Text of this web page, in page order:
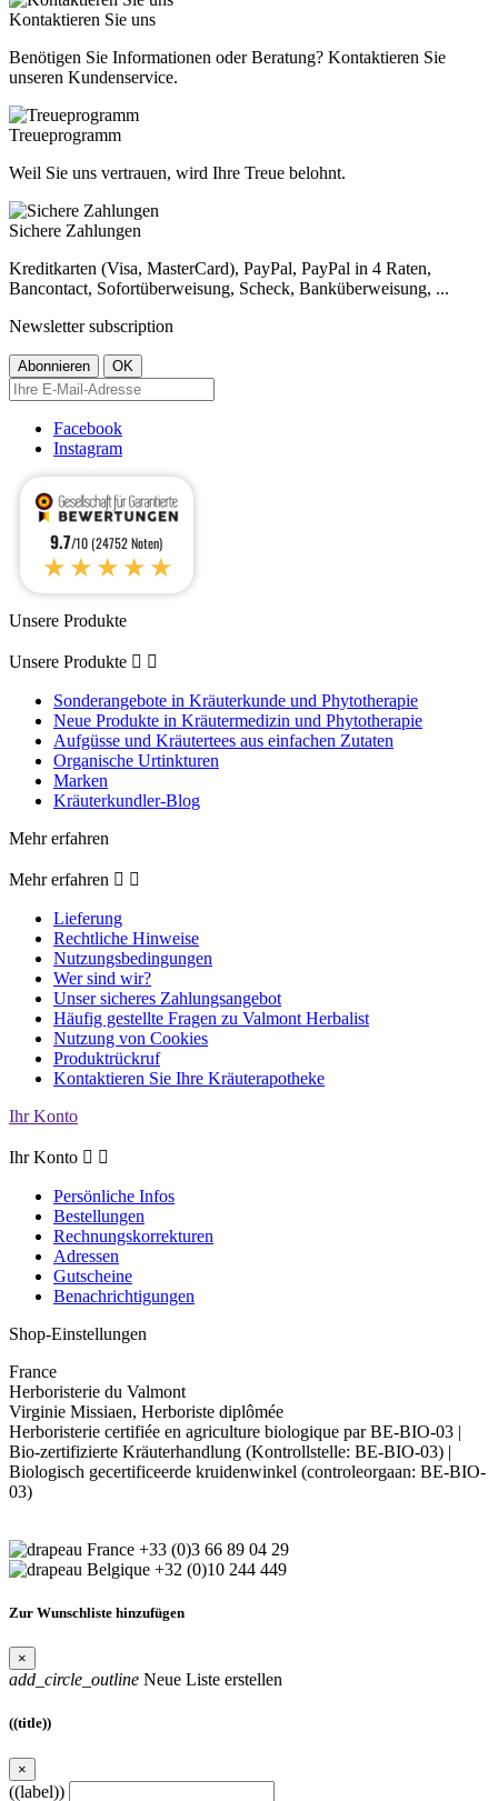
Kontaktieren Sie uns
Benötigen Sie Informationen oder Beratung? Kontaktieren Sie
unseren Kundenservice.
Treueprogramm
Weil Sie uns vertrauen, wird Ihre Treue belohnt.
Sichere Zahlungen
Kreditkarten (Visa, MasterCard), PayPal, PayPal in 4 Raten,
Bancontact, Sofortüberweisung, Scheck, Banküberweisung, ...
Newsletter subscription
Facebook
Instagram
9.7/10 (24752 Noten)
★★★★★
Unsere Produkte
Unsere Produkte  
Sonderangebote in Kräuterkunde und Phytotherapie
Neue Produkte in Kräutermedizin und Phytotherapie
Aufgüsse und Kräutertees aus einfachen Zutaten
Organische Urtinkturen
Marken
Kräuterkundler-Blog
Mehr erfahren
Mehr erfahren  
Lieferung
Rechtliche Hinweise
Nutzungsbedingungen
Wer sind wir?
Unser sicheres Zahlungsangebot
Häufig gestellte Fragen zu Valmont Herbalist
Nutzung von Cookies
Produktrückruf
Kontaktieren Sie Ihre Kräuterapotheke
Ihr Konto
Ihr Konto  
Persönliche Infos
Bestellungen
Rechnungskorrekturen
Adressen
Gutscheine
Benachrichtigungen
Shop-Einstellungen
France
Herboristerie du Valmont
Virginie Missiaen, Herboriste diplômée
Herboristerie certifiée en agriculture biologique par BE-BIO-03 |
Bio-zertifizierte Kräuterhandlung (Kontrollstelle: BE-BIO-03) |
Biologisch gecertificeerde kruidenwinkel (controleorgaan: BE-BIO-
03)
+33 (0)3 66 89 04 29
+32 (0)10 244 449
Zur Wunschliste hinzufügen
×
add_circle_outline Neue Liste erstellen
((title))
×
((label))